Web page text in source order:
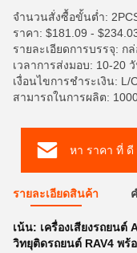
จำนวนสั่งซื้อขั้นต่ำ:
ราคา: $181.09 -
รายละเอียดการบรรจุ: ก
เวลาการส่งมอบ: 10-20
เงื่อนไขการชำระเงิน: L/
สามารถในการผลิต:
หา ราคา ที่ ดี
รายละเอียดสินค้า
เน้น: เครื่องเสียงรถยน
วิทยุติดรถยนต์ RAV4 พร้